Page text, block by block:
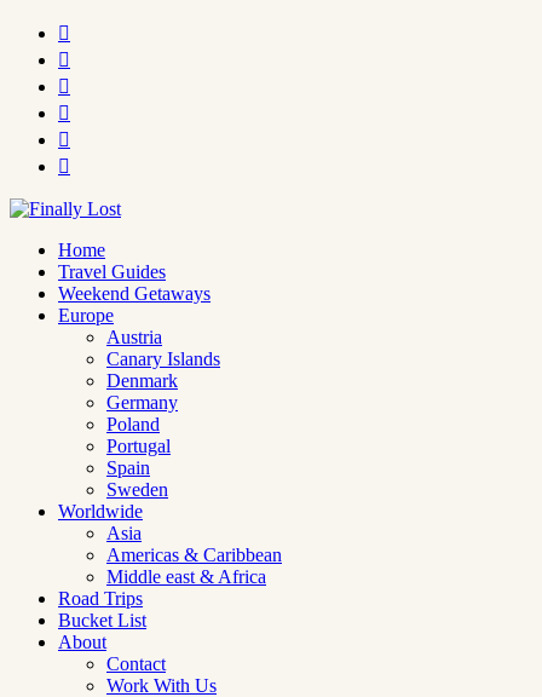






Home
Travel Guides
Weekend Getaways
Europe
Austria
Canary Islands
Denmark
Germany
Poland
Portugal
Spain
Sweden
Worldwide
Asia
Americas & Caribbean
Middle east & Africa
Road Trips
Bucket List
About
Contact
Work With Us